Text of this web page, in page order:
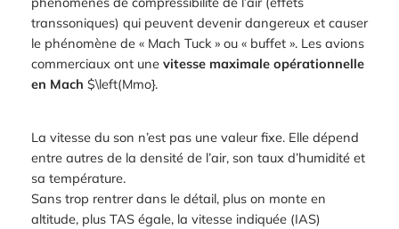
transsoniques) qui peuvent devenir dangereux et causer
le phénomène de « Mach Tuck » ou « buffet ». Les avions
commerciaux ont une vitesse maximale opérationnelle
en Mach $\left(Mmo}.
La vitesse du son n’est pas une valeur fixe. Elle dépend
entre autres de la densité de l’air, son taux d’humidité et
sa température.
Sans trop rentrer dans le détail, plus on monte en
altitude, plus TAS égale, la vitesse indiquée (IAS)